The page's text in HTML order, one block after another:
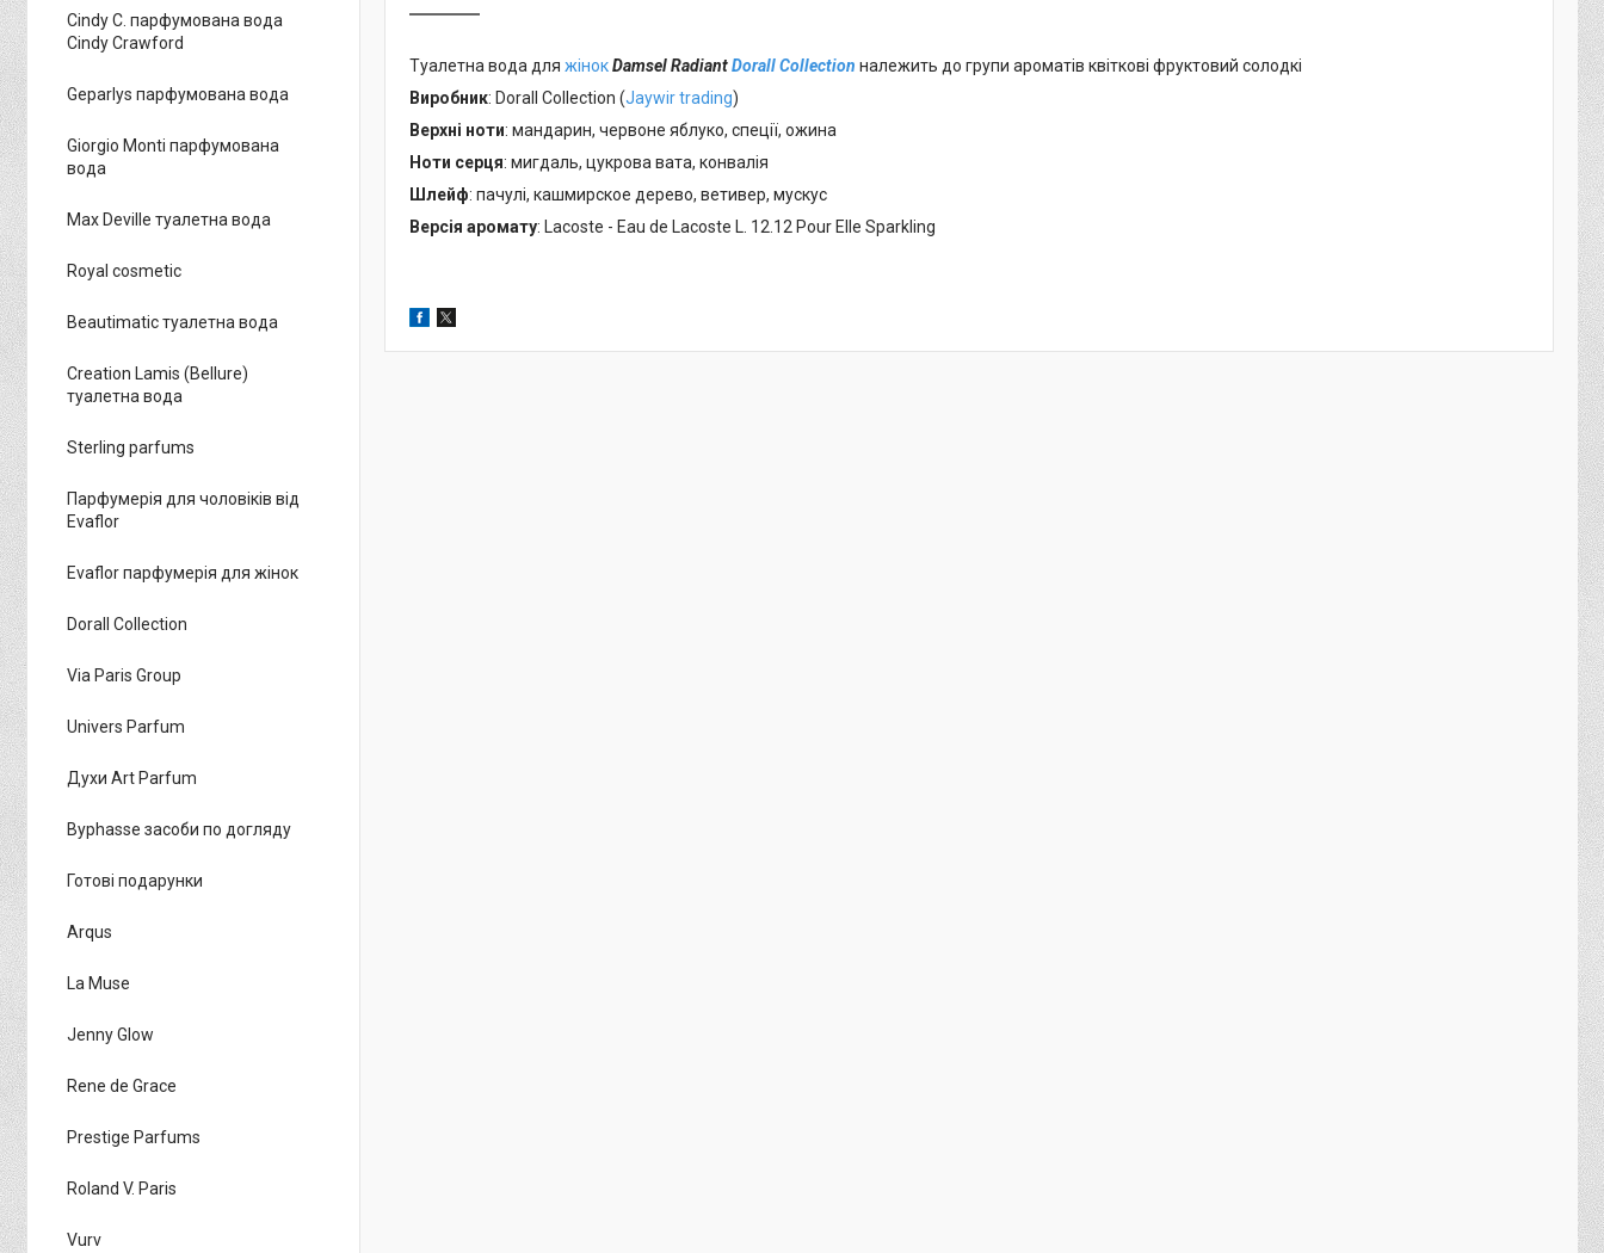
Туалетна вода для жінокDamsel RadiantDorall Collection належить до групи ароматів квіткові фруктовий солодкі
Виробник: Dorall Collection (Jaywir trading)
Верхні ноти: мандарин, червоне яблуко, спеції, ожина
Ноти серця: мигдаль, цукрова вата, конвалія
Шлейф: пачулі, кашмирское дерево, ветивер, мускус
Версія аромату: Lacoste - Eau de Lacoste L. 12.12 Pour Elle Sparkling
Cindy C. парфумована вода
Cindy Crawford
Geparlys парфумована вода
Giorgio Monti парфумована
вода
Max Deville туалетна вода
Royal cosmetic
Beautimatic туалетна вода
Creation Lamis (Bellure)
туалетна вода
Sterling parfums
Парфумерія для чоловіків від
Evaflor
Evaflor парфумерія для жінок
Dorall Collection
Via Paris Group
Univers Parfum
Духи Art Parfum
Byphasse засоби по догляду
Готові подарунки
Arqus
La Muse
Jenny Glow
Rene de Grace
Prestige Parfums
Roland V. Paris
Vurv